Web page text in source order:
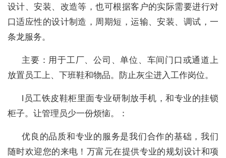
设计、安装、改造等，也可根据客户的实际需要进行对
口适应性的设计制造，周期短，运输、安装、调试，一
条龙服务。
主要：用于工厂、公司、单位、车间门口或通道上
放置员工上、下班鞋和物品。防止灰尘进入工作岗位。
l员工铁皮鞋柜里面专业研制放手机，和专业的挂锁
柜子。让管理员少一份烦恼。：
优良的品质和专业的服务是我们合作的基础，我们
随时欢迎您的来电！万富元在提供专业的规划设计和项